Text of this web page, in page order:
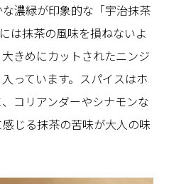
濃緑が印象的な「宇治抹茶
は抹茶の風味を損ねないよ
きめにカットされたニンジ
っています。スパイスはホ
コリアンダーやシナモンな
じる抹茶の苦味が大人の味